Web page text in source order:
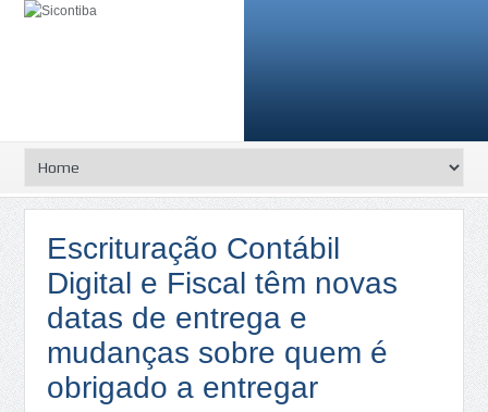
Escrituração Contábil
Digital e Fiscal têm novas
datas de entrega e
mudanças sobre quem é
obrigado a entregar